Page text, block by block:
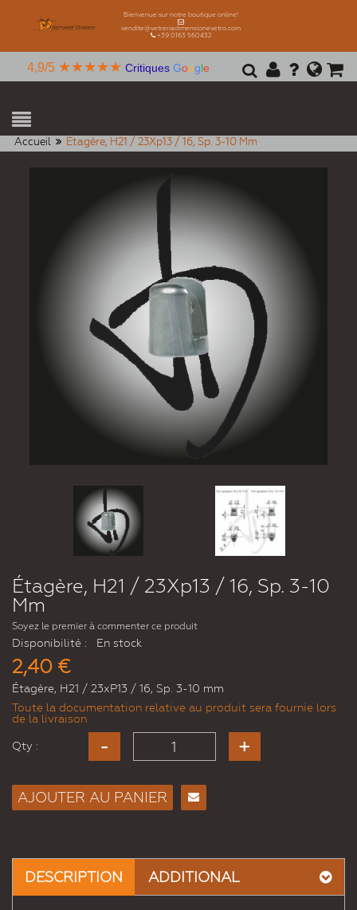
Bienvenue sur notre boutique online!
vendite@vetreriadimensionevetro.com
+39 0163 560432
4,9/5 ★★★★★ Critiques Google
Accueil Étagère, H21 / 23Xp13 / 16, Sp. 3-10 Mm
Étagère, H21 / 23Xp13 / 16, Sp. 3-10
Mm
Soyez le premier à commenter ce produit
Disponibilité : En stock
2,40 €
Étagère, H21 / 23xP13 / 16, Sp. 3-10 mm
Toute la documentation relative au produit sera fournie lors
de la livraison
Qty :
AJOUTER AU PANIER
DESCRIPTION ADDITIONAL